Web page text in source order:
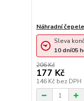
Náhradní
206 Kč
177 Kč
146 Kč bez DPH
Sleva
10 dní05